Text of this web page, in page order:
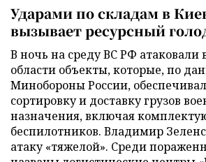
Ударами по складам в
вызывает ресурсный
В ночь на среду ВС РФ атаковали
области объекты, которые, по
Минобороны России,
сортировку и доставку грузов
назначения, включая
беспилотников. Владимир
атаку «тяжелой». Среди